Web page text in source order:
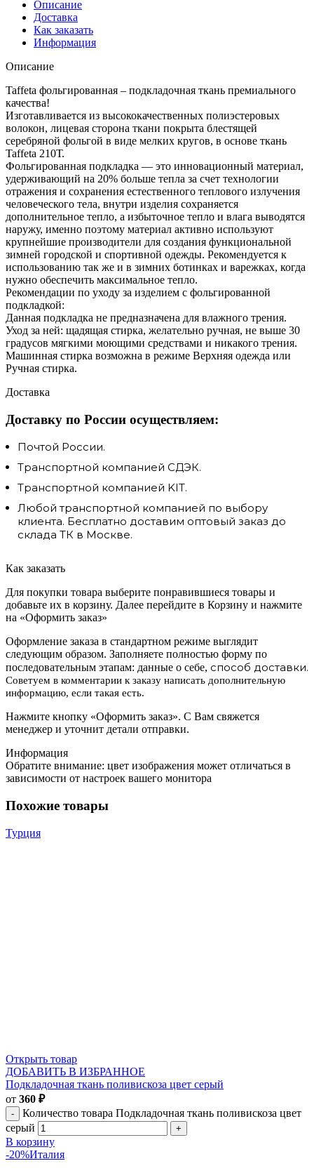
Описание
Доставка
Как заказать
Информация
Описание
Taffeta фольгированная – подкладочная ткань премиального
качества!
Изготавливается из высококачественных полиэстеровых
волокон, лицевая сторона ткани покрыта блестящей
серебряной фольгой в виде мелких кругов, в основе ткань
Taffeta 210Т.
Фольгированная подкладка — это инновационный материал,
удерживающий на 20% больше тепла за счет технологии
отражения и сохранения естественного теплового излучения
человеческого тела, внутри изделия сохраняется
дополнительное тепло, а избыточное тепло и влага выводятся
наружу, именно поэтому материал активно используют
крупнейшие производители для создания функциональной
зимней городской и спортивной одежды. Рекомендуется к
использованию так же и в зимних ботинках и варежках, когда
нужно обеспечить максимальное тепло.
Рекомендации по уходу за изделием с фольгированной
подкладкой:
Данная подкладка не предназначена для влажного трения.
Уход за ней: щадящая стирка, желательно ручная, не выше 30
градусов мягкими моющими средствами и никакого трения.
Машинная стирка возможна в режиме Верхняя одежда или
Ручная стирка.
Доставка
Доставку по России осуществляем:
Почтой России.
Транспортной компанией СДЭК.
Транспортной компанией KIT.
Любой транспортной компанией по выбору
клиента. Бесплатно доставим оптовый заказ до
склада ТК в Москве.
Как заказать
Для покупки товара выберите понравившиеся товары и
добавьте их в корзину. Далее перейдите в Корзину и нажмите
на «Оформить заказ»
Оформление заказа в стандартном режиме выглядит
следующим образом. Заполняете полностью форму по
последовательным этапам: данные о себе, способ доставки.
Советуем в комментарии к заказу написать дополнительную
информацию, если такая есть.
Нажмите кнопку «Оформить заказ». С Вам свяжется
менеджер и уточнит детали отправки.
Информация
Обратите внимание: цвет изображения может отличаться в
зависимости от настроек вашего монитора
Похожие товары
Турция
Открыть товар
ДОБАВИТЬ В ИЗБРАННОЕ
Подкладочная ткань поливискоза цвет серый
от 360 ₽
Количество товара Подкладочная ткань поливискоза цвет
серый
В корзину
-20%Италия